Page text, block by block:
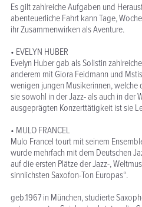
Es gilt zahlreiche Aufgaben und
abenteuerliche Fahrt kann Tage,
ihr Zusammenwirken als Aventure.
• EVELYN HUBER
Evelyn Huber gab als Solistin
anderem mit Giora Feidmann und
wenigen jungen Musikerinnen,
sie sowohl in der Jazz- als auch in der
ausgeprägten Konzerttätigkeit ist sie
• MULO FRANCEL
Mulo Francel tourt mit seinem
wurde mehrfach mit dem Deutschen
auf die ersten Plätze der Jazz-,
sinnlichsten Saxofon-Ton Europas“.
geb.1967 in München, studierte